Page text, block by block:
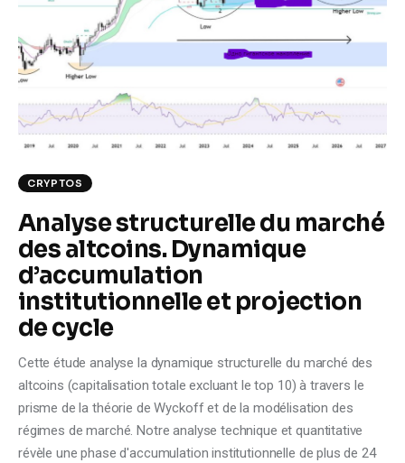
Climate
Markets
Tech
Reports
Shop
CRYPTOS
Analyse structurelle du marché
des altcoins. Dynamique
d’accumulation
institutionnelle et projection
de cycle
Cette étude analyse la dynamique structurelle du marché des
altcoins (capitalisation totale excluant le top 10) à travers le
prisme de la théorie de Wyckoff et de la modélisation des
régimes de marché. Notre analyse technique et quantitative
révèle une phase d'accumulation institutionnelle de plus de 24